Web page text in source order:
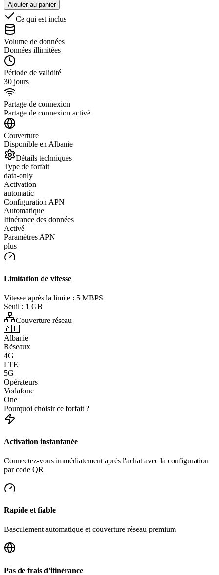
Ajouter au panier
Ce qui est inclus
Volume de données
Données illimitées
Période de validité
30 jours
Partage de connexion
Partage de connexion activé
Couverture
Disponible en Albanie
Détails techniques
Type de forfait
data-only
Activation
automatic
Configuration APN
Automatique
Itinérance des données
Activé
Paramètres APN
plus
Limitation de vitesse
Vitesse après la limite : 5 MBPS
Seuil : 1 GB
Couverture réseau
🇦🇱
Albanie
Réseaux
4G
LTE
5G
Opérateurs
Vodafone
One
Pourquoi choisir ce forfait ?
Activation instantanée
Connectez-vous immédiatement après l'achat avec la configuration
par code QR
Rapide et fiable
Basculement automatique et couverture réseau premium
Pas de frais d'itinérance